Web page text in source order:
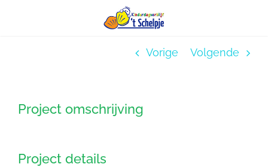
Vorige Volgende
Project omschrijving
Project details